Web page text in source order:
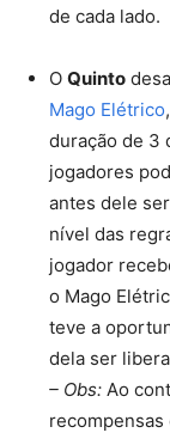
de cada lado.
O Quinto
Mago Elétrico
duração de 3
jogadores
antes dele
nível das
jogador
o Mago
teve a
dela ser
– Obs: Ao
recompensas